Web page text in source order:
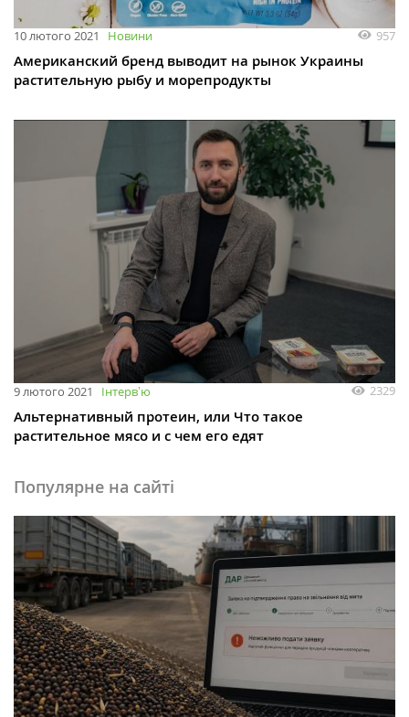
10 лютого 2021 Новини 957
Американский бренд выводит на рынок Украины
растительную рыбу и морепродукты
9 лютого 2021 Інтервʼю 2329
Альтернативный протеин, или Что такое
растительное мясо и с чем его едят
Популярне на сайті